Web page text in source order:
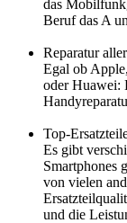
das
Beruf das A
Reparatur
Egal ob
oder Huawei:
Top-
Es gibt
Smartphones
von vielen
und die